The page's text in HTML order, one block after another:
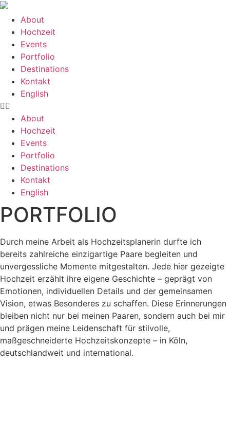
Zum
Inhalt
springen
About
Hochzeit
Events
Portfolio
Destinations
Kontakt
English
About
Hochzeit
Events
Portfolio
Destinations
Kontakt
English
PORTFOLIO
Durch meine Arbeit als Hochzeitsplanerin durfte ich
bereits zahlreiche einzigartige Paare begleiten und
unvergessliche Momente mitgestalten. Jede hier gezeigte
Hochzeit erzählt ihre eigene Geschichte – geprägt von
Emotionen, individuellen Details und der gemeinsamen
Vision, etwas Besonderes zu schaffen. Diese Erinnerungen
bleiben nicht nur bei meinen Paaren, sondern auch bei mir
und prägen meine Leidenschaft für stilvolle,
maßgeschneiderte Hochzeitskonzepte – in Köln,
deutschlandweit und international.